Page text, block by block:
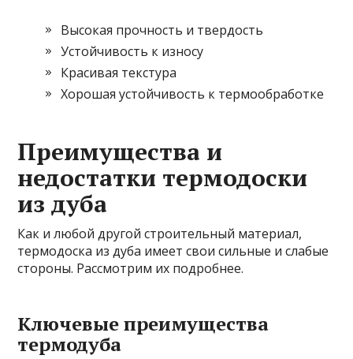
Высокая прочность и твердость
Устойчивость к износу
Красивая текстура
Хорошая устойчивость к термообработке
Преимущества и
недостатки термодоски
из дуба
Как и любой другой строительный материал,
термодоска из дуба имеет свои сильные и слабые
стороны. Рассмотрим их подробнее.
Ключевые преимущества
термодуба